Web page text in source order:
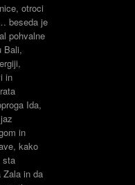
otroci
beseda je
pohvalne
Bali,
in
Ida,
in
kako
sta
in da